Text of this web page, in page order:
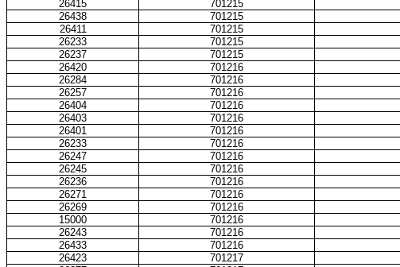
26415
701215
26438
701215
26411
701215
26233
701215
26237
701215
26420
701216
26284
701216
26257
701216
26404
701216
26403
701216
26401
701216
26233
701216
26247
701216
26245
701216
26236
701216
26271
701216
26269
701216
15000
701216
26243
701216
26433
701216
26423
701217